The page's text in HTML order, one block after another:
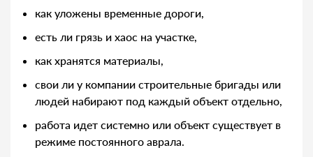
как уложены временные дороги,
есть ли грязь и хаос на участке,
как хранятся материалы,
свои ли у компании строительные бригады или
людей набирают под каждый объект отдельно,
работа идет системно или объект существует в
режиме постоянного аврала.